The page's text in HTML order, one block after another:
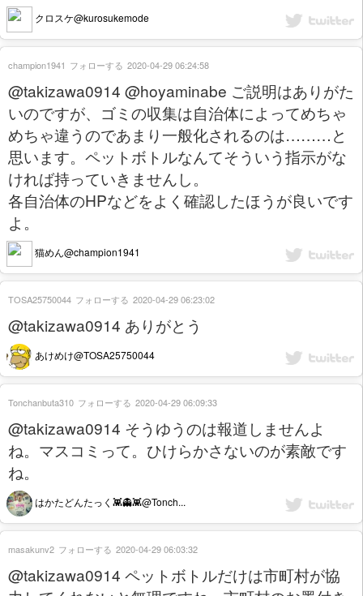
クロスケ@kurosukemode
@takizawa0914 @hoyaminabe ご説明はありがた
いのですが、ゴミの収集は自治体によってめちゃ
めちゃ違うのであまり一般化されるのは………と
思います。ペットボトルなんてそういう指示がな
ければ持っていきませんし。
各自治体のHPなどをよく確認したほうが良いです
よ。
猫めん@champion1941
champion1941 フォローする 2020-04-29 06:24:58
@takizawa0914 ありがとう
あけめけ@TOSA25750044
TOSA25750044 フォローする 2020-04-29 06:23:02
@takizawa0914 そうゆうのは報道しませんよ
ね。マスコミって。ひけらかさないのが素敵です
ね。
はかたどんたっく👾👻👾@Tonch...
Tonchanbuta310 フォローする 2020-04-29 06:09:33
@takizawa0914 ペットボトルだけは市町村が協
masakunv2 フォローする 2020-04-29 06:03:32